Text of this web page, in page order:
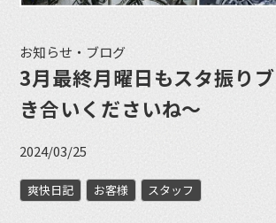
お知らせ・ブログ
3月最終月曜日もスタ振り
き合いくださいね〜
2024/03/25
爽快日記 お客様 スタッフ